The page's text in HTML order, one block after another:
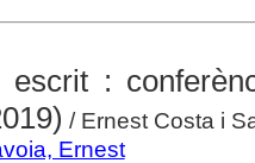
escrit :
/ Ernest Costa i
Ernest